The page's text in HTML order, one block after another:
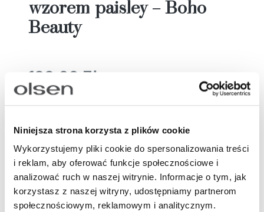
Niniejsza strona korzysta z plików cookie
Wykorzystujemy pliki cookie do spersonalizowania treści
i reklam, aby oferować funkcje społecznościowe i
analizować ruch w naszej witrynie. Informacje o tym, jak
korzystasz z naszej witryny, udostępniamy partnerom
społecznościowym, reklamowym i analitycznym.
wzorem paisley – Boho
Beauty
199,00 ZŁ
cena
Rozmiar: Kolor:
Dodaj do koszyka